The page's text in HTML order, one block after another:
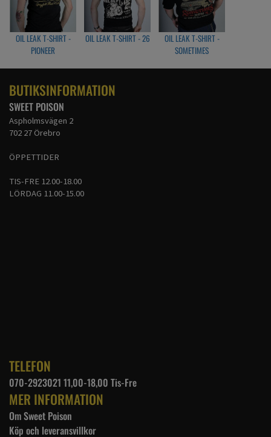
OIL LEAK T-SHIRT -
PIONEER
OIL LEAK T-SHIRT - 26
OIL LEAK T-SHIRT -
SOMETIMES
BUTIKSINFORMATION
SWEET POISON
Aspholmsvägen 2
702 27 Örebro
ÖPPETTIDER
TIS-FRE 12.00-18.00
LÖRDAG 11.00-15.00
TELEFON
070-2923021 11,00-18,00 Tis-Fre
MER INFORMATION
Om Sweet Poison
Köp och leveransvillkor